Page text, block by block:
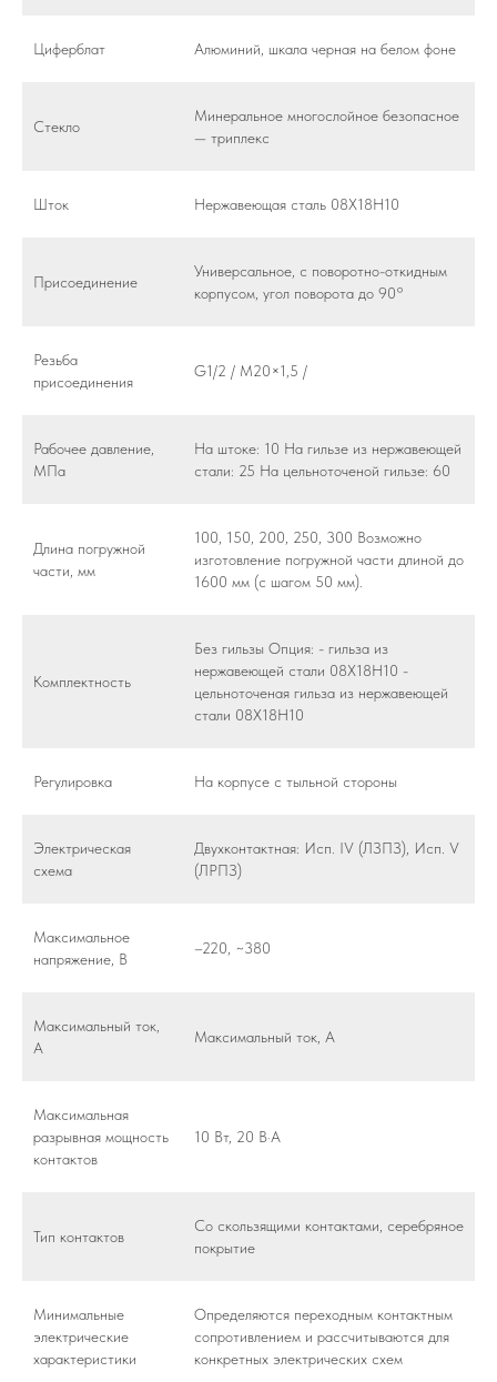
Циферблат Алюминий, шкала черная на белом фоне
Стекло
Минеральное многослойное безопасное
— триплекс
Шток Нержавеющая сталь 08Х18Н10
Присоединение
Универсальное, с поворотно-откидным
корпусом, угол поворота до 90°
Резьба
присоединения
G1/2 / M20×1,5 /
Рабочее давление,
МПа
На штоке: 10 На гильзе из нержавеющей
стали: 25 На цельноточеной гильзе: 60
Длина погружной
части, мм
100, 150, 200, 250, 300 Возможно
изготовление погружной части длиной до
1600 мм (с шагом 50 мм).
Комплектность
Без гильзы Опция: - гильза из
нержавеющей стали 08Х18Н10 -
цельноточеная гильза из нержавеющей
стали 08Х18Н10
Регулировка На корпусе с тыльной стороны
Электрическая
схема
Двухконтактная: Исп. IV (ЛЗПЗ), Исп. V
(ЛРПЗ)
Максимальное
напряжение, В
–220, ~380
Максимальный ток,
А
Максимальный ток, А
Максимальная
разрывная мощность
контактов
10 Вт, 20 В·А
Тип контактов
Со скользящими контактами, серебряное
покрытие
Минимальные
электрические
характеристики
Определяются переходным контактным
сопротивлением и рассчитываются для
конкретных электрических схем